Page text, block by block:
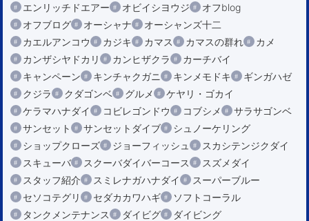
エンリッチドエアー
オビイシヨウジ
オフblog
オフブログ
オーシャナ
オーシャンズ十二
カエルアンコウ
カジキ カマス カマスの群れ
カメ
カンザシヤドカリ
カンヒザクラ
カーチバイ
キャンペーン
キンチャクガニ キンメモドキ
ギンガハゼ
クジラ
クダゴンベ グルメ
ケヤリ・ゴカイ
ケラマハナダイ
コビレゴンドウ コブシメ
サラサゴンベ
サンセット
サンセットダイブ
シュノーケリング
ショップクローズ
ジョーフィッシュ
スカシテンジクダイ
スキューバ
スクーバダイバーコース
スズメダイ
スタッフ紹介
スミレナガハナダイ
スーパーブルー
セソコテグリ
セダカカワハギ
ソフトコーラル
タンクメンテナンス
ダイビグ
ダイビング